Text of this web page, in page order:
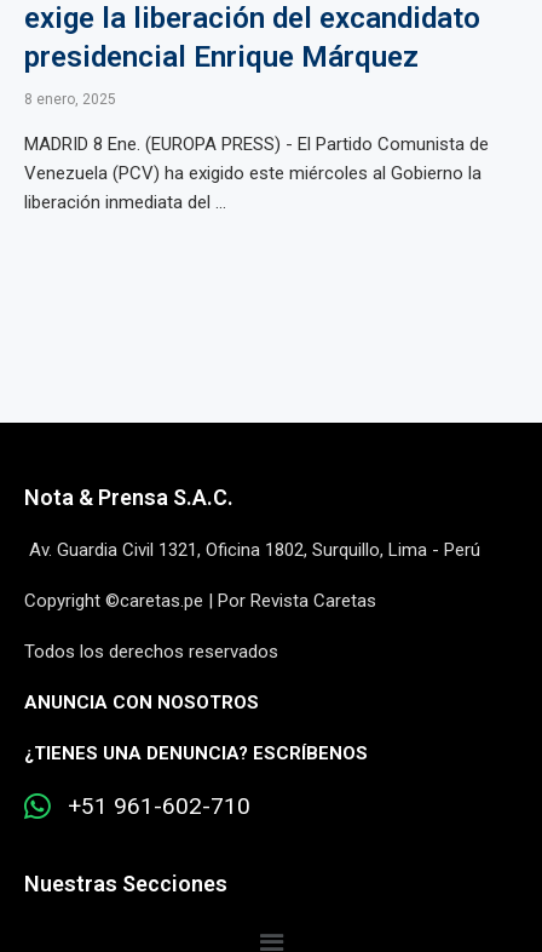
exige la liberación del excandidato
presidencial Enrique Márquez
8 enero, 2025
MADRID 8 Ene. (EUROPA PRESS) - El Partido Comunista de
Venezuela (PCV) ha exigido este miércoles al Gobierno la
liberación inmediata del ...
Nota & Prensa S.A.C.
Av. Guardia Civil 1321, Oficina 1802, Surquillo, Lima - Perú
Copyright ©caretas.pe | Por Revista Caretas
Todos los derechos reservados
ANUNCIA CON NOSOTROS
¿TIENES UNA DENUNCIA? ESCRÍBENOS
+51 961-602-710
Nuestras Secciones